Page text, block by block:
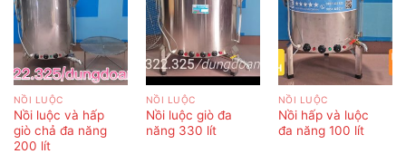
NỒI LUỘC
Nồi luộc và hấp
giò chả đa năng
200 lít
NỒI LUỘC
Nồi luộc giò đa
năng 330 lít
NỒI LUỘC
Nồi hấp và luộc
đa năng 100 lít